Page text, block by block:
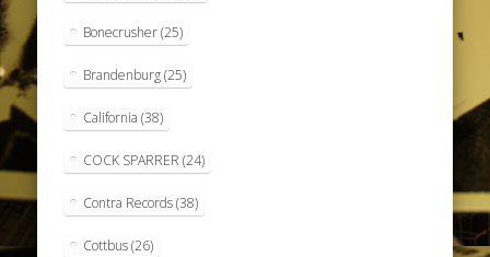
Bonecrusher(25)
Brandenburg(25)
California (38)
COCK SPARRER (24)
Contra Records(38)
Cottbus(26)